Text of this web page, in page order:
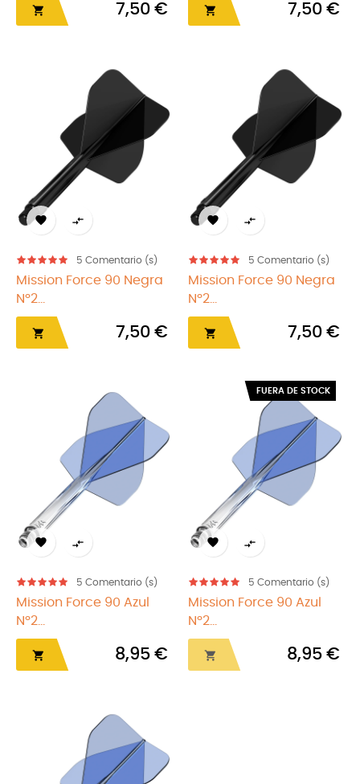
 7,50 €  7,50 €
 
5 Comentario (s)
Mission Force 90 Negra
Nº2...
 7,50 €
 
5 Comentario (s)
Mission Force 90 Negra
Nº2...
 7,50 €
 
5 Comentario (s)
Mission Force 90 Azul
Nº2...
 8,95 €
FUERA DE STOCK
 
5 Comentario (s)
Mission Force 90 Azul
Nº2...
 8,95 €